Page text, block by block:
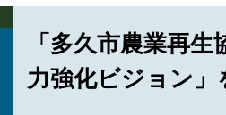
「多久市農業再
力強化ビジョン」